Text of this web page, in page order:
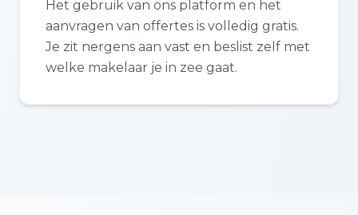
Het gebruik van ons platform en het
aanvragen van offertes is volledig gratis.
Je zit nergens aan vast en beslist zelf met
welke makelaar je in zee gaat.